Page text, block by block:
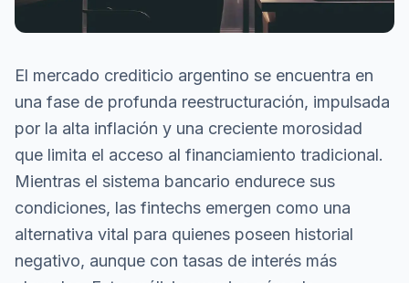
El mercado crediticio argentino se encuentra en
una fase de profunda reestructuración, impulsada
por la alta inflación y una creciente morosidad
que limita el acceso al financiamiento tradicional.
Mientras el sistema bancario endurece sus
condiciones, las fintechs emergen como una
alternativa vital para quienes poseen historial
negativo, aunque con tasas de interés más